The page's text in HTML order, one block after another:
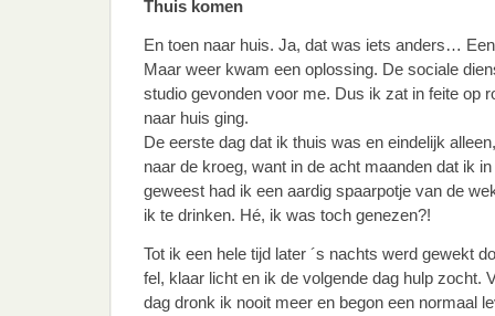
Thuis komen
En toen naar huis. Ja, dat was iets anders…
Maar weer kwam een oplossing. De sociale
studio gevonden voor me. Dus ik zat in feite op
naar huis ging.
De eerste dag dat ik thuis was en eindelijk
naar de kroeg, want in de acht maanden dat ik
geweest had ik een aardig spaarpotje van de
ik te drinken. Hé, ik was toch genezen?!
Tot ik een hele tijd later ´s nachts werd gewekt
fel, klaar licht en ik de volgende dag hulp zocht.
dag dronk ik nooit meer en begon een normaal